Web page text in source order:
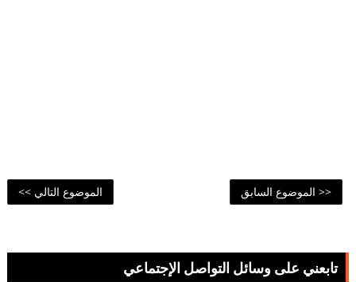
الموضوع التالي >> << الموضوع السابق
تابعني على وسائل التواصل الإجتماعي